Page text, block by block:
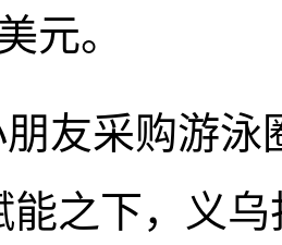
元。
友采购游泳
下，义乌